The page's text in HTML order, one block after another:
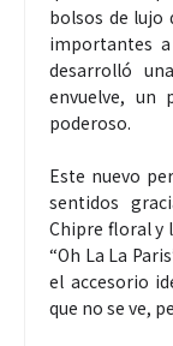
bolsos de lujo
importantes
desarrolló
envuelve, un
poderoso.
Este nuevo
sentidos
Chipre floral y
“Oh La La
el accesorio
que no se ve,